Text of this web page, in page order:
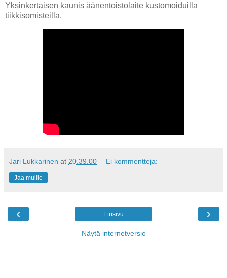
Yksinkertaisen kaunis äänentoistolaite kustomoiduilla
tiikkisomisteilla.
Jari Lukkarinen at 20.39.00 Ei kommentteja:
Jaa muille
‹ ›
Etusivu
Näytä internetversio